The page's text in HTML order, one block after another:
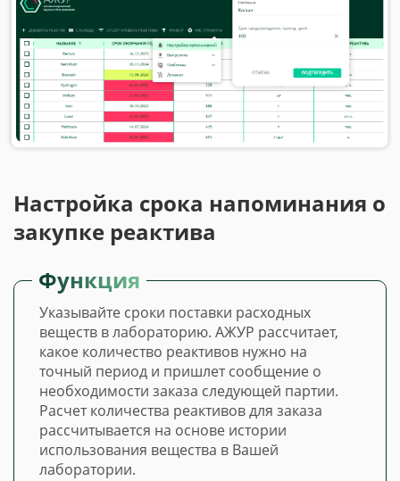
Настройка срока напоминания о
закупке реактива
Функция
Указывайте сроки поставки расходных
веществ в лабораторию. АЖУР рассчитает,
какое количество реактивов нужно на
точный период и пришлет сообщение о
необходимости заказа следующей партии.
Расчет количества реактивов для заказа
рассчитывается на основе истории
использования вещества в Вашей
лаборатории.